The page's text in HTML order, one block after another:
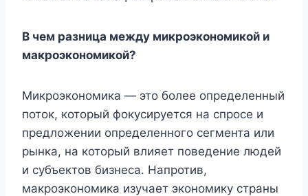
В чем разница между микроэкономикой и
макроэкономикой?
Микроэкономика — это более определенный
поток, который фокусируется на спросе и
предложении определенного сегмента или
рынка, на который влияет поведение людей
и субъектов бизнеса. Напротив,
макроэкономика изучает экономику страны